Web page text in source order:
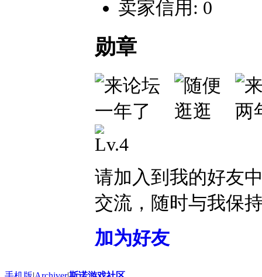
卖家信用: 0
勋章
请加入到我的好友
交流，随时与我保
加为好友